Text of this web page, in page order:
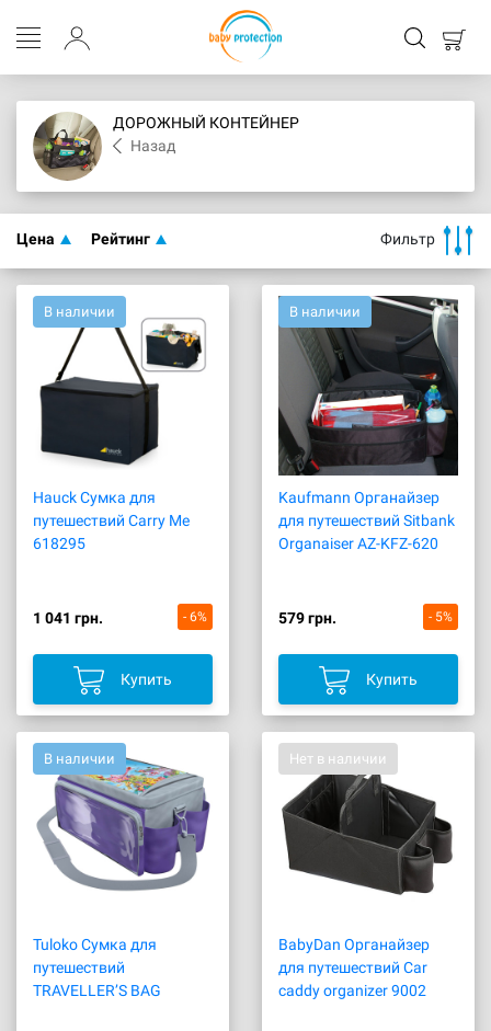
ДОРОЖНЫЙ КОНТЕЙНЕР
Назад
Цена Рейтинг Фильтр
В наличии
Hauck Сумка для
путешествий Carry Me
618295
1 041 грн. - 6%
Купить
В наличии
Kaufmann Органайзер
для путешествий Sitbank
Organaiser AZ-KFZ-620
579 грн. - 5%
Купить
В наличии
Tuloko Сумка для
путешествий
TRAVELLER’S BAG
Нет в наличии
BabyDan Органайзер
для путешествий Car
caddy organizer 9002